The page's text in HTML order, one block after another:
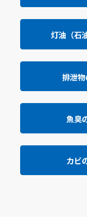
灯油（石
排泄
魚臭
カビ